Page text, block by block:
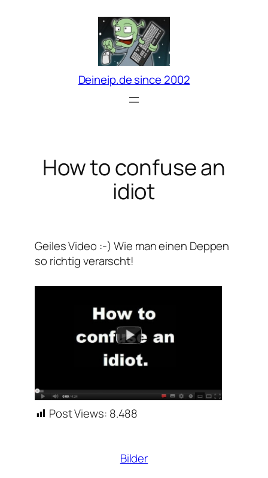
Deineip.de since 2002
How to confuse an
idiot
Geiles Video :-) Wie man einen Deppen
so richtig verarscht!
Post Views: 8.488
Bilder